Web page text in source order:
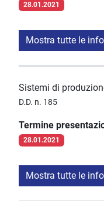
28.01.2021
Mostra tutte le
Sistemi di
D.D. n. 185
Termine
28.01.2021
Mostra tutte le